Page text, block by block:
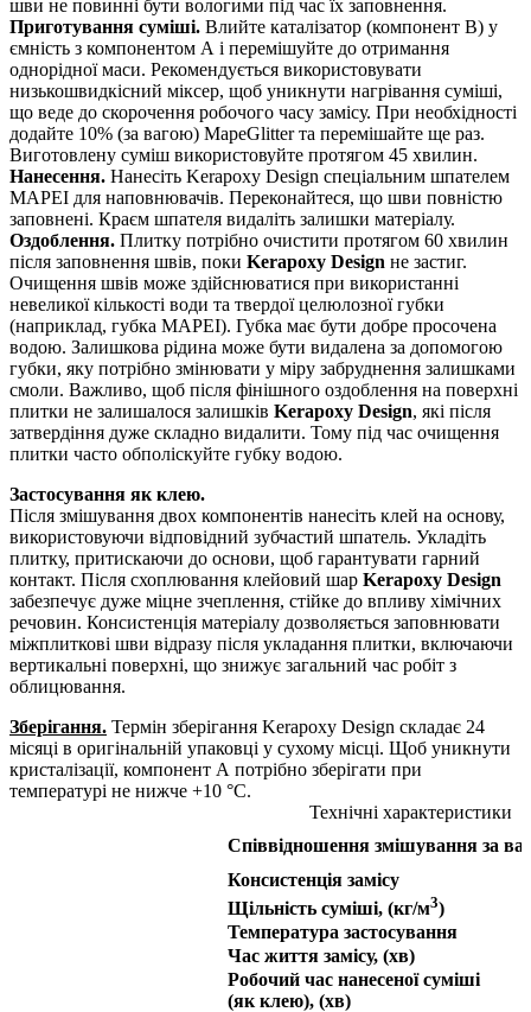
шви не повинні бути вологими під час їх заповнення.
Приготування суміші. Влийте каталізатор (компонент В) у
ємність з компонентом А і перемішуйте до отримання
однорідної маси. Рекомендується використовувати
низькошвидкісний міксер, щоб уникнути нагрівання суміші,
що веде до скорочення робочого часу замісу. При необхідності
додайте 10% (за вагою) MapeGlitter та перемішайте ще раз.
Виготовлену суміш використовуйте протягом 45 хвилин.
Нанесення. Нанесіть Kerapoxy Design спеціальним шпателем
MAPEI для наповнювачів. Переконайтеся, що шви повністю
заповнені. Краєм шпателя видаліть залишки матеріалу.
Оздоблення. Плитку потрібно очистити протягом 60 хвилин
після заповнення швів, поки Kerapoxy Design не застиг.
Очищення швів може здійснюватися при використанні
невеликої кількості води та твердої целюлозної губки
(наприклад, губка MAPEI). Губка має бути добре просочена
водою. Залишкова рідина може бути видалена за допомогою
губки, яку потрібно змінювати у міру забруднення залишками
смоли. Важливо, щоб після фінішного оздоблення на поверхні
плитки не залишалося залишків Kerapoxy Design, які після
затвердіння дуже складно видалити. Тому під час очищення
плитки часто обполіскуйте губку водою.
Застосування як клею.
Після змішування двох компонентів нанесіть клей на основу,
використовуючи відповідний зубчастий шпатель. Укладіть
плитку, притискаючи до основи, щоб гарантувати гарний
контакт. Після схоплювання клейовий шар Kerapoxy Design
забезпечує дуже міцне зчеплення, стійке до впливу хімічних
речовин. Консистенція матеріалу дозволяється заповнювати
міжплиткові шви відразу після укладання плитки, включаючи
вертикальні поверхні, що знижує загальний час робіт з
облицювання.
Зберігання. Термін зберігання Kerapoxy Design складає 24
місяці в оригінальній упаковці у сухому місці. Щоб уникнути
кристалізації, компонент А потрібно зберігати при
температурі не нижче +10 °С.
Технічні характеристики
Співвідношення змішування за
Консистенція замісу
Щільність суміші, (кг/м3)
Температура застосування
Час життя замісу, (хв)
Робочий час нанесеної суміші
(як клею), (хв)